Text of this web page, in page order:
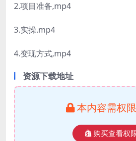
2.项目准备,mp4
3.实操.mp4
4.变现方式,mp4
资源下载地址
本内容需权
购买查看权